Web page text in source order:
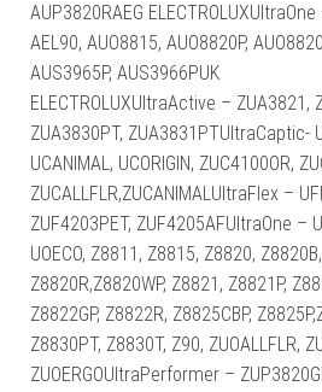
AUP3820RAEG
AEL90, AUO8815, AUO8820P,
AUS3965P, AUS3966PUK
ELECTROLUXUltraActive – ZUA3821,
ZUA3830PT, ZUA3831PTUltraCaptic-
UCANIMAL, UCORIGIN, ZUC4100OR,
ZUCALLFLR,ZUCANIMALUltraFlex –
ZUF4203PET, ZUF4205AFUltraOne –
UOECO, Z8811, Z8815, Z8820,
Z8820R,Z8820WP, Z8821, Z8821P,
Z8822GP, Z8822R, Z8825CBP,
Z8830PT, Z8830T, Z90, ZUOALLFLR,
ZUOERGOUltraPerformer –